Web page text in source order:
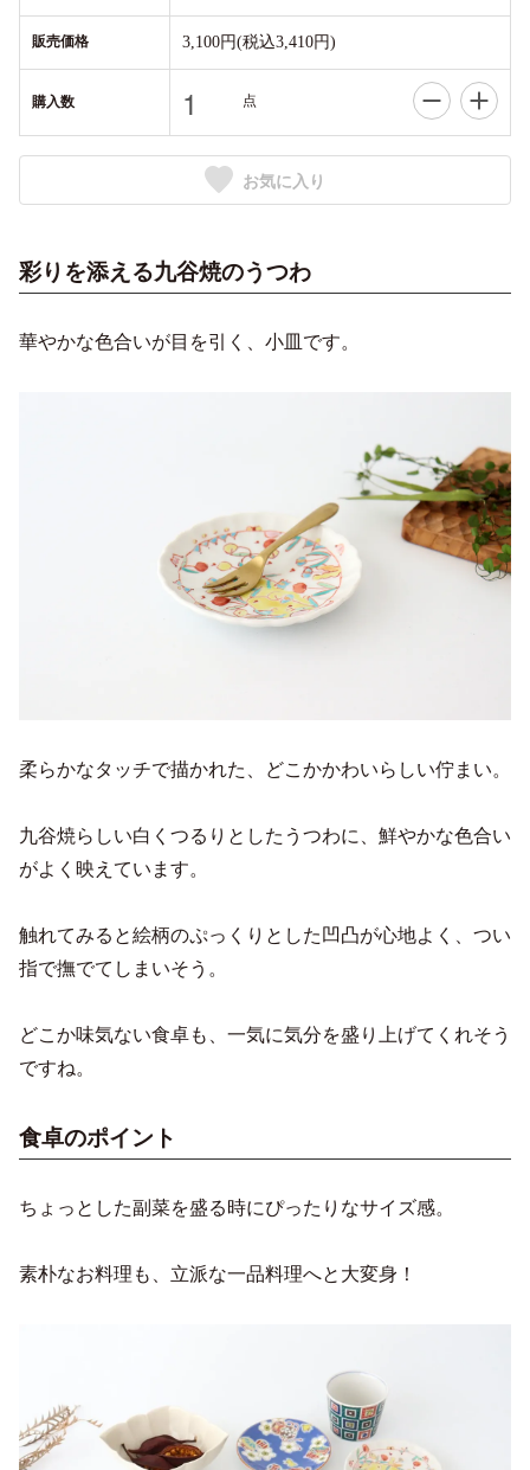
販売価格 3,100円(税込3,410円)
購入数 点
お気に入り
彩りを添える九谷焼のうつわ
華やかな色合いが目を引く、小皿です。
柔らかなタッチで描かれた、どこかかわいらしい佇まい。
九谷焼らしい白くつるりとしたうつわに、鮮やかな色合い
がよく映えています。
触れてみると絵柄のぷっくりとした凹凸が心地よく、つい
指で撫でてしまいそう。
どこか味気ない食卓も、一気に気分を盛り上げてくれそう
ですね。
食卓のポイント
ちょっとした副菜を盛る時にぴったりなサイズ感。
素朴なお料理も、立派な一品料理へと大変身！